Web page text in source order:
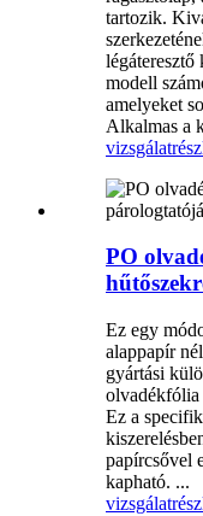
tartozik.
légáteresztő
modell
amelyeket
Alkalmas a
vizsgálat
PO
Ez egy
alappapír
gyártási
olvadékfólia
Ez a
papírcsővel
kapható. ...
vizsgálat